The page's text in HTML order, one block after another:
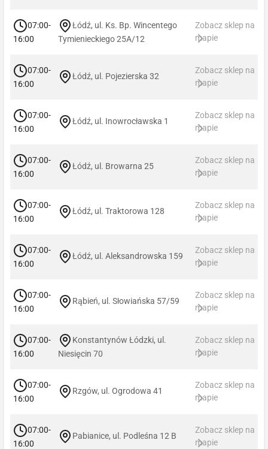
07:00-
16:00
Łódź, ul. Ks. Bp. Wincentego
Tymienieckiego 25A/12
Zobacz sklep na
mapie
07:00-
16:00
Łódź, ul. Pojezierska 32
Zobacz sklep na
mapie
07:00-
16:00
Łódź, ul. Inowrocławska 1
Zobacz sklep na
mapie
07:00-
16:00
Łódź, ul. Browarna 25
Zobacz sklep na
mapie
07:00-
16:00
Łódź, ul. Traktorowa 128
Zobacz sklep na
mapie
07:00-
16:00
Łódź, ul. Aleksandrowska 159
Zobacz sklep na
mapie
07:00-
16:00
Rąbień, ul. Słowiańska 57/59
Zobacz sklep na
mapie
07:00-
16:00
Konstantynów Łódzki, ul.
Niesięcin 70
Zobacz sklep na
mapie
07:00-
16:00
Rzgów, ul. Ogrodowa 41
Zobacz sklep na
mapie
07:00-
16:00
Pabianice, ul. Podleśna 12 B
Zobacz sklep na
mapie